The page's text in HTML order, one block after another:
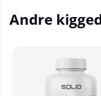
Andre